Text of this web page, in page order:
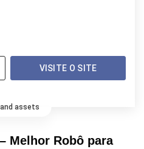
VISITE O SITE
assets
Melhor Robô para